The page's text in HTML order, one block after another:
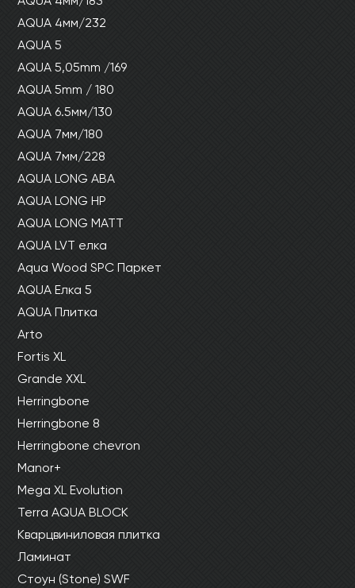
AQUA 4мм/232
AQUA 5
AQUA 5,05mm /169
AQUA 5mm / 180
AQUA 6.5мм/130
AQUA 7мм/180
AQUA 7мм/228
AQUA LONG ABA
AQUA LONG HP
AQUA LONG MATT
AQUA LVT елка
Aqua Wood SPC Паркет
AQUA Елка 5
AQUA Плитка
Arto
Fortis XL
Grande XXL
Herringbone
Herringbone 8
Herringbone chevron
Manor+
Mega XL Evolution
Terra AQUA BLOCK
Кварцвиниловая плитка
Ламинат
Стоун (Stone) SWF